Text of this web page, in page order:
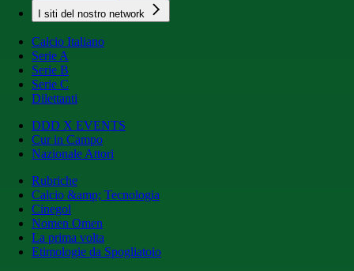
I siti del nostro network
Calcio Italiano
Serie A
Serie B
Serie C
Dilettanti
DDD X EVENTS
Cur in Campo
Nazionale Attori
Rubriche
Calcio &amp; Tecnologia
Cinegol
Nomen Omen
La prima volta
Etimologie da Spogliatoio